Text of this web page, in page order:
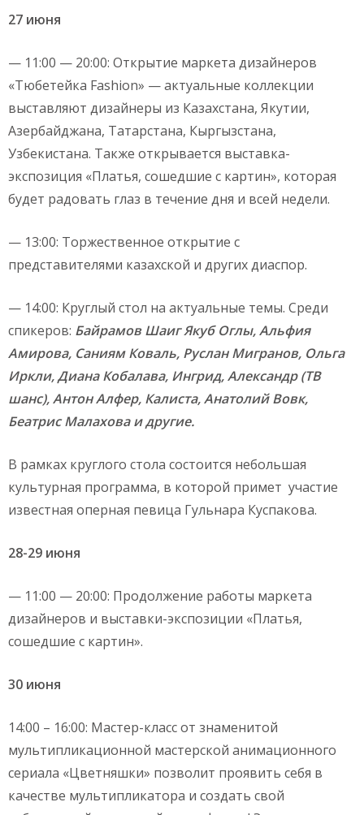
27 июня
— 11:00 — 20:00: Открытие маркета дизайнеров
«Тюбетейка Fashion» — актуальные коллекции
выставляют дизайнеры из Казахстана, Якутии,
Азербайджана, Татарстана, Кыргызстана,
Узбекистана. Также открывается выставка-
экспозиция «Платья, сошедшие с картин», которая
будет радовать глаз в течение дня и всей недели.
— 13:00: Торжественное открытие с
представителями казахской и других диаспор.
— 14:00: Круглый стол на актуальные темы. Среди
спикеров: Байрамов Шаиг Якуб Оглы, Альфия
Амирова, Саниям Коваль, Руслан Мигранов, Ольга
Иркли, Диана Кобалава, Ингрид, Александр (ТВ
шанс), Антон Алфер, Калиста, Анатолий Вовк,
Беатрис Малахова и другие.
В рамках круглого стола состоится небольшая
культурная программа, в которой примет участие
известная оперная певица Гульнара Куспакова.
28-29 июня
— 11:00 — 20:00: Продолжение работы маркета
дизайнеров и выставки-экспозиции «Платья,
сошедшие с картин».
30 июня
14:00 – 16:00: Мастер-класс от знаменитой
мультипликационной мастерской анимационного
сериала «Цветняшки» позволит проявить себя в
качестве мультипликатора и создать свой